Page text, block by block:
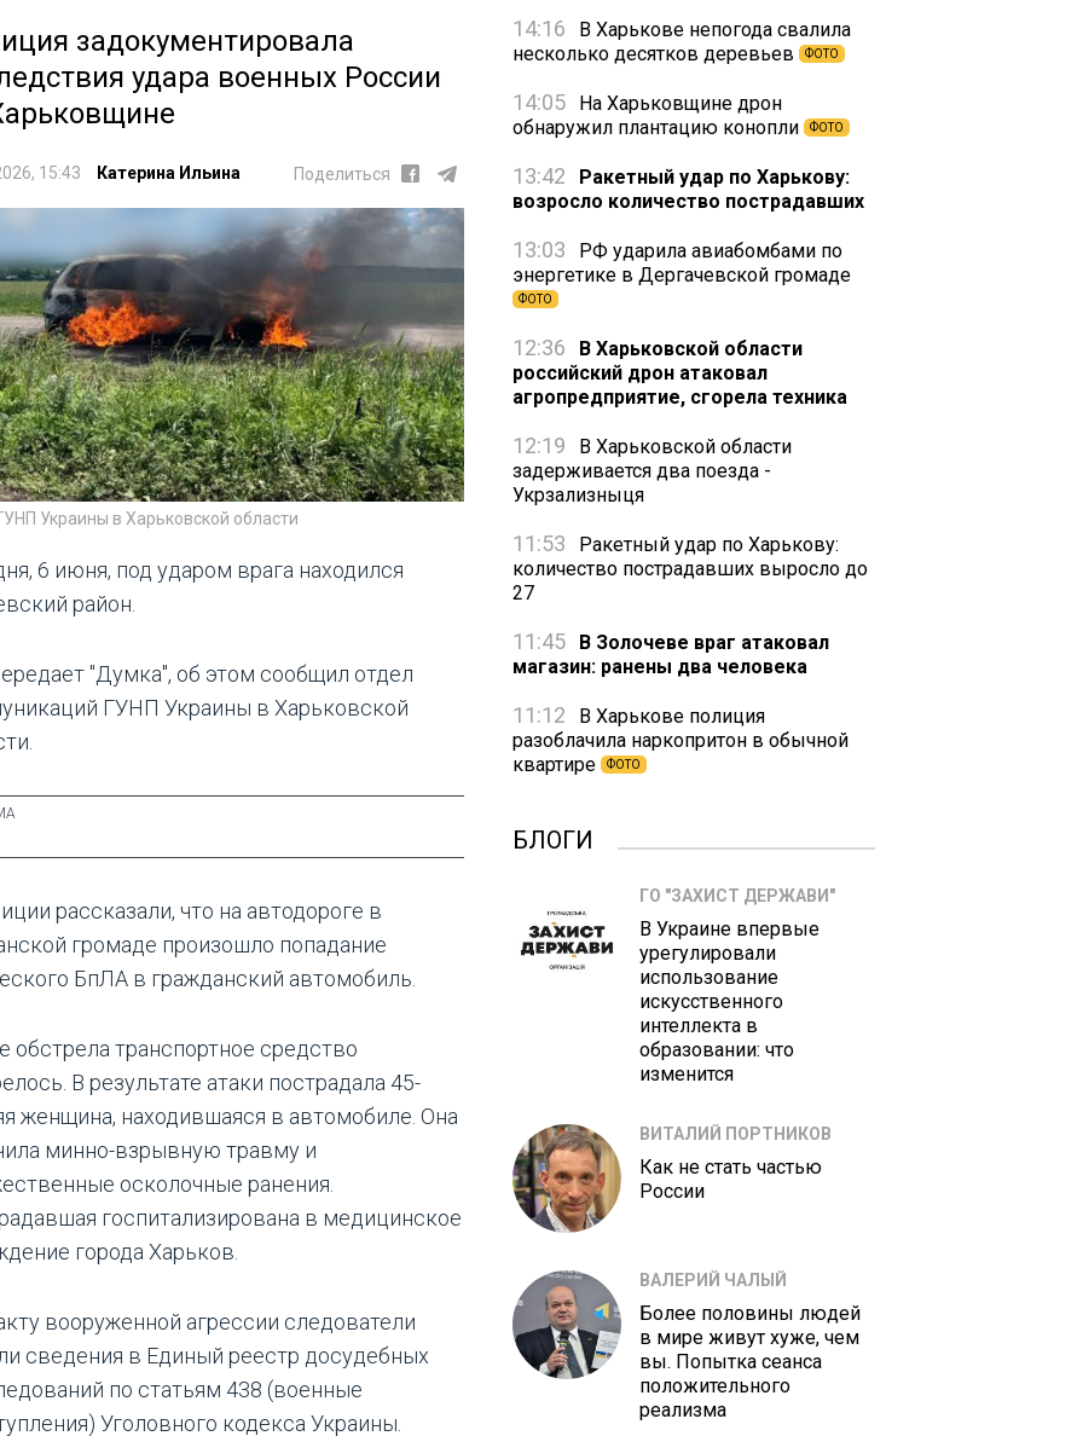
задокументировала
удара военных России
15:43 Катерина Ильина Поделиться
Украины в Харьковской области
6 июня, под ударом врага находился
район.
"Думка", об этом сообщил отдел
ГУНП Украины в Харьковской
рассказали, что на автодороге в
громаде произошло попадание
БпЛА в гражданский автомобиль.
обстрела транспортное средство
В результате атаки пострадала 45-
женщина, находившаяся в автомобиле. Она
минно-взрывную травму и
осколочные ранения.
госпитализирована в медицинское
города Харьков.
вооруженной агрессии следователи
сведения в Единый реестр досудебных
по статьям 438 (военные
Уголовного кодекса Украины.
14:16
В Харькове непогода свалила
несколько десятков деревьев
ФОТО
14:05
На Харьковщине дрон
обнаружил плантацию конопли
ФОТО
13:42
Ракетный удар по Харькову:
возросло количество пострадавших
13:03
РФ ударила авиабомбами по
энергетике в Дергачевской громаде
ФОТО
12:36
В Харьковской области
российский дрон атаковал
агропредприятие, сгорела техника
12:19
В Харьковской области
задерживается два поезда -
Укрзализныця
11:53
Ракетный удар по Харькову:
количество пострадавших выросло до
27
11:45
В Золочеве враг атаковал
магазин: ранены два человека
11:12
В Харькове полиция
разоблачила наркопритон в обычной
квартире
ФОТО
БЛОГИ
ГО "ЗАХИСТ ДЕРЖАВИ"
В Украине впервые
урегулировали
использование
искусственного
интеллекта в
образовании: что
изменится
ВИТАЛИЙ ПОРТНИКОВ
Как не стать частью
России
ВАЛЕРИЙ ЧАЛЫЙ
Более половины людей
в мире живут хуже, чем
вы. Попытка сеанса
положительного
реализма